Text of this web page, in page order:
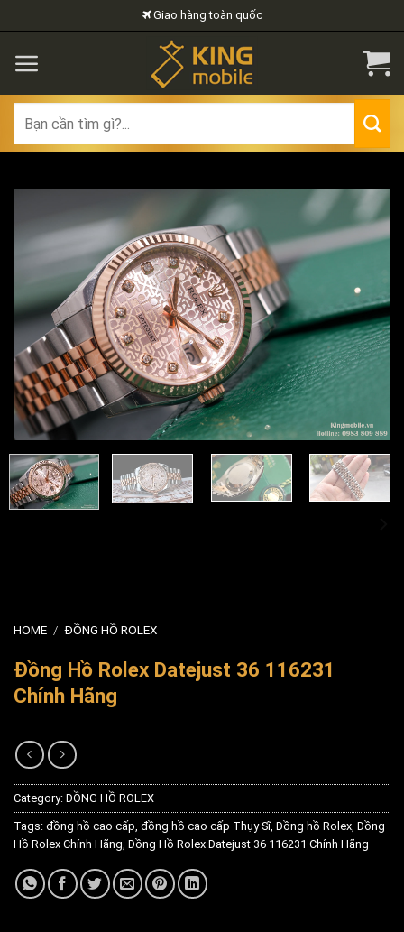
to
content
Giao hàng toàn quốc
for:
HOME / ĐỒNG HỒ ROLEX
Đồng Hồ Rolex Datejust 36 116231
Chính Hãng
Category:ĐỒNG HỒ ROLEX
Tags: đồng hồ cao cấp đồng hồ cao cấp Thụy Sĩ,Đồng hồ Rolex ,Đồng
Hồ Rolex Chính Hãng ,Đồng Hồ Rolex Datejust 36 116231 Chính Hãng